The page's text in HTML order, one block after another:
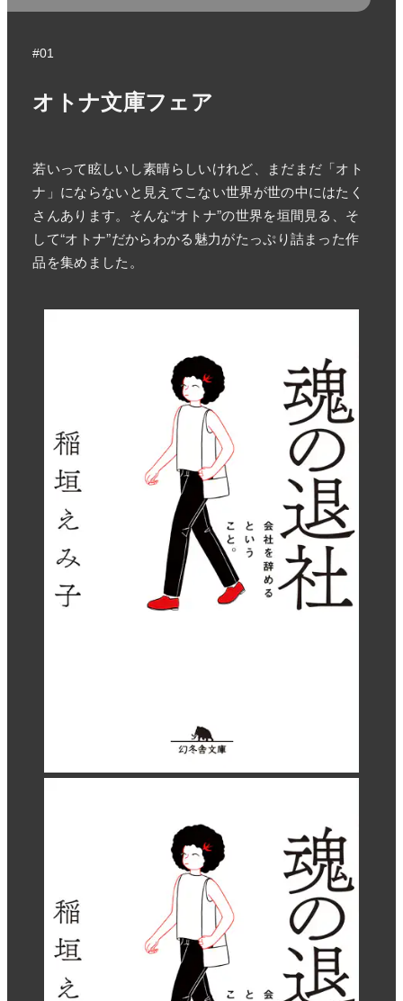
#01
オトナ文庫フェア
若いって眩しいし素晴らしいけれど、まだまだ「オト
ナ」にならないと見えてこない世界が世の中にはたく
さんあります。そんな“オトナ”の世界を垣間見る、そ
して“オトナ”だからわかる魅力がたっぷり詰まった作
品を集めました。